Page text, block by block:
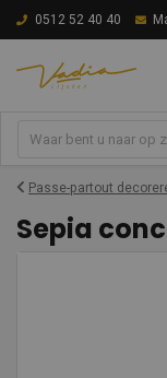
0512 52 40 40
Passe-partout
Sepia